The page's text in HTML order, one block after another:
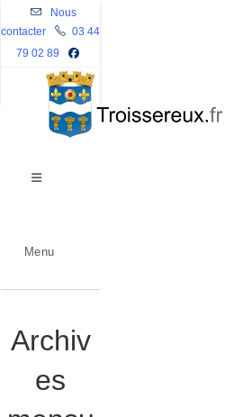
Skip
to
content
Nous
contacter
03 44
79 02 89
Menu
Archiv
es